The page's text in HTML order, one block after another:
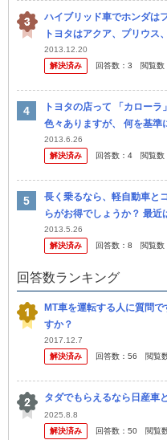
ハイブリッド車でホンダは
トヨタはアクア、プリウス
のに4WDがないのは何故で
事で...
2013.12.20
解決済み
回答数： 3 閲覧数
トヨタの店って 「カロー
色々ありますが、 何を基準
2013.6.26
解決済み
回答数： 4 閲覧数
長く乗るなら、軽自動車と
らがお得でしょうか？ 最近
す。 軽自動車のターボ車の
よね。
2013.5.26
解決済み
回答数： 8 閲覧数
回答数ランキング
MT車を運転する人に質問
すか？
2017.12.7
解決済み
回答数： 56 閲覧
タダでもらえるなら日産車
2025.8.8
解決済み
回答数： 50 閲覧